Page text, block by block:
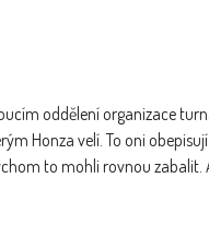
oddělení organizace
Honza velí. To oni
to mohli rovnou zabalit.